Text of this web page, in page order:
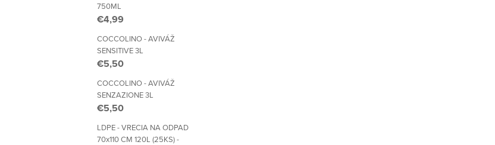
750ML
€4,99
COCCOLINO - AVIVÁŽ
SENSITIVE 3L
€5,50
COCCOLINO - AVIVÁŽ
SENZAZIONE 3L
€5,50
LDPE - VRECIA NA ODPAD
70x110 CM 120L (25KS) -